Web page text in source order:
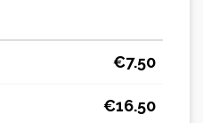
€7.50
€16.50